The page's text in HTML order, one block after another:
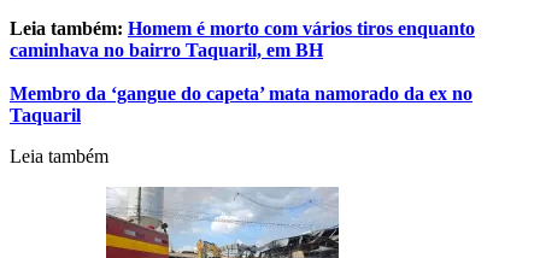
Leia também: Homem é morto com vários tiros enquanto
caminhava no bairro Taquaril, em BH
Membro da ‘gangue do capeta’ mata namorado da ex no
Taquaril
Leia também